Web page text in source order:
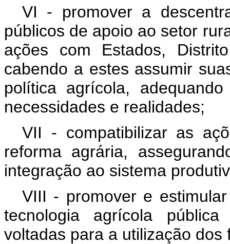
VI - promover a
públicos de apoio ao setor
ações com Estados,
cabendo a estes assumir
política agrícola,
necessidades e realidades;
VII - compatibilizar as
reforma agrária,
integração ao sistema
VIII - promover e
tecnologia agrícola
voltadas para a utilização